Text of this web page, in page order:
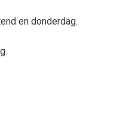
en donderdag.